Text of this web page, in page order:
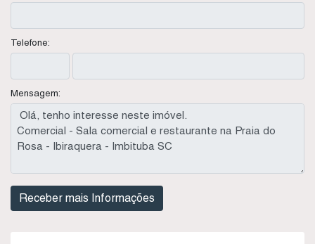
Telefone:
Mensagem: